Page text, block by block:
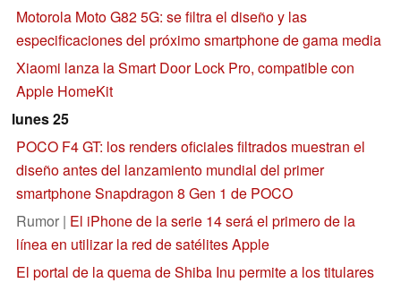
Motorola Moto G82 5G: se filtra el diseño y las
especificaciones del próximo smartphone de gama media
Xiaomi lanza la Smart Door Lock Pro, compatible con
Apple HomeKit
lunes 25
POCO F4 GT: los renders oficiales filtrados muestran el
diseño antes del lanzamiento mundial del primer
smartphone Snapdragon 8 Gen 1 de POCO
Rumor | El iPhone de la serie 14 será el primero de la
línea en utilizar la red de satélites Apple
El portal de la quema de Shiba Inu permite a los titulares